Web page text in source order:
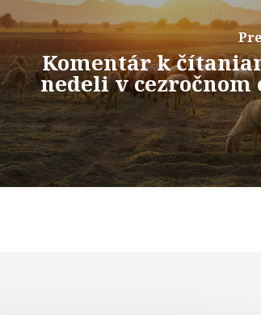
Komentár k
nedeli v cezročnom